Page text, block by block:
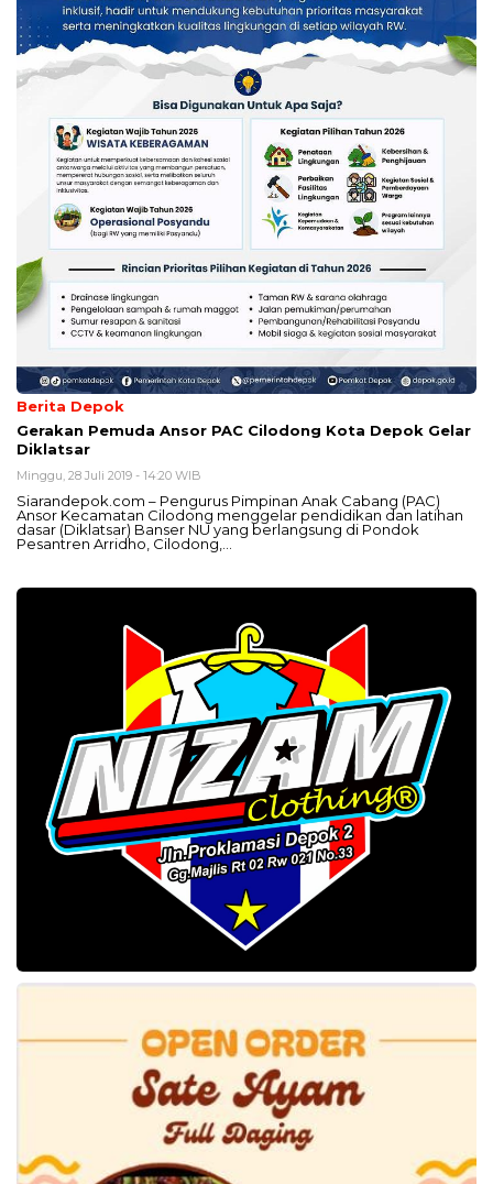
Berita Depok
Gerakan Pemuda Ansor PAC Cilodong Kota Depok Gelar
Diklatsar
Minggu, 28 Juli 2019 - 14:20 WIB
Siarandepok.com – Pengurus Pimpinan Anak Cabang (PAC)
Ansor Kecamatan Cilodong menggelar pendidikan dan latihan
dasar (Diklatsar) Banser NU yang berlangsung di Pondok
Pesantren Arridho, Cilodong,…